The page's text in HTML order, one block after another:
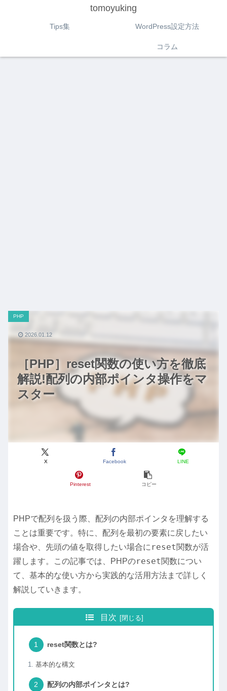
tomoyuking
Tips集 WordPress設定方法
コラム
［PHP］reset関数の使い方を徹底
解説!配列の内部ポインタ操作をマ
スター
PHP
X Facebook LINE
Pinterest コピー
2026.01.12
PHPで配列を扱う際、配列の内部ポインタを理解する
ことは重要です。特に、配列を最初の要素に戻したい
場合や、先頭の値を取得したい場合に reset関数が活
躍します。この記事では、PHPのreset関数につい
て、基本的な使い方から実践的な活用方法まで詳しく
解説していきます。
目次
reset関数とは?
基本的な構文
配列の内部ポインタとは?